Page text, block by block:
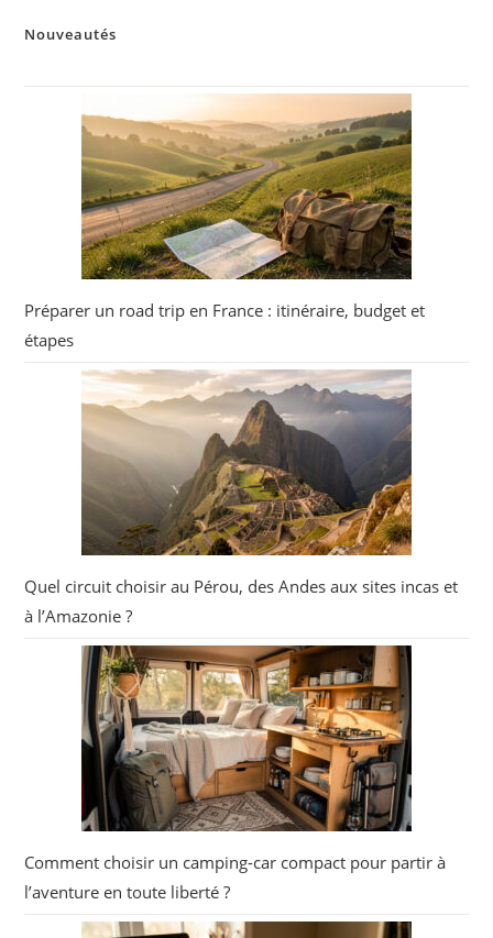
Nouveautés
Préparer un road trip en France : itinéraire, budget et
étapes
Quel circuit choisir au Pérou, des Andes aux sites incas et
à l’Amazonie ?
Comment choisir un camping-car compact pour partir à
l’aventure en toute liberté ?